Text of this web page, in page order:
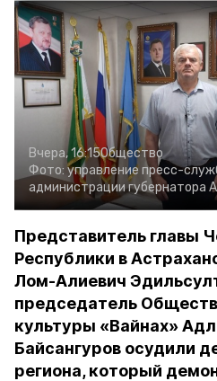
Вчера, 16:15Общество
Фото: управление пресс-
администрации губернатора
Представитель главы
Республики в
Лом-Алиевич
председатель
культуры «Вайнах»
Байсангуров осудили
региона, который